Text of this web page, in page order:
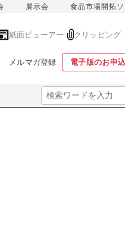
展示会 食品市場開拓
紙面ビューアー クリッピング
メルマガ登録 電子版のお申